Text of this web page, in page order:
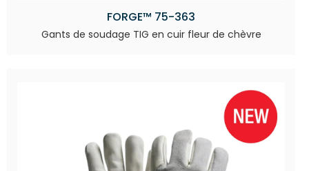
FORGE™ 75-363
Gants de soudage TIG en cuir fleur de chèvre